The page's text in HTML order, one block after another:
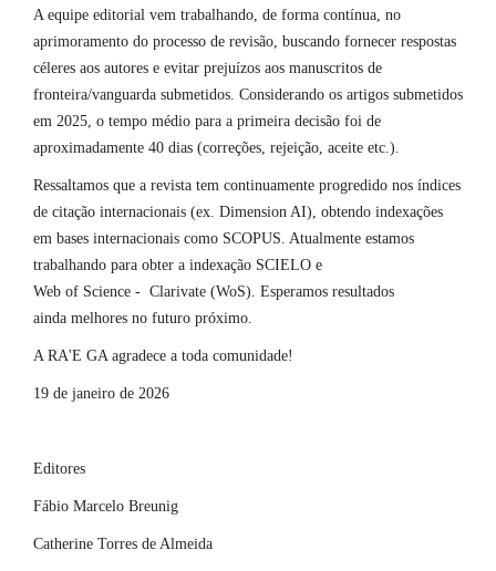
A equipe editorial vem trabalhando, de forma contínua, no
aprimoramento do processo de revisão, buscando fornecer respostas
céleres aos autores e evitar prejuízos aos manuscritos de
fronteira/vanguarda submetidos. Considerando os artigos submetidos
em 2025, o tempo médio para a primeira decisão foi de
aproximadamente 40 dias (correções, rejeição, aceite etc.).
Ressaltamos que a revista tem continuamente progredido nos índices
de citação internacionais (ex. Dimension AI), obtendo indexações
em bases internacionais como SCOPUS. Atualmente estamos
trabalhando para obter a indexação SCIELO e
Web of Science - Clarivate (WoS). Esperamos resultados
ainda melhores no futuro próximo.
A RA'E GA agradece a toda comunidade!
19 de janeiro de 2026
Editores
Fábio Marcelo Breunig
Catherine Torres de Almeida